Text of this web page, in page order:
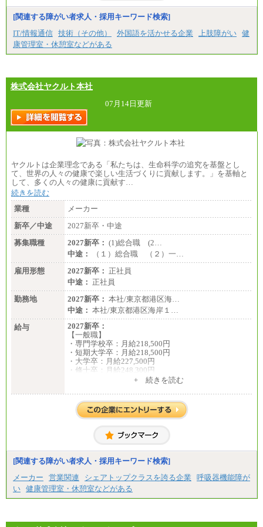
【居住地域：関西エリア（月給） 】※一律地域手当1
5,000円含む
大学院卒：266,100円
大学卒：240,000円
高専卒：234,800円
短大・専門3年制卒：225,300円
中途：
【全職種共通】
〔正社員〕
月給212,900円～330,000円
※実務経験に応じてご相談させていただきます（上
記金額を超える可能性あり）
※職種8）を除き、正社員の場合勤務地は本社のみと
なります
※交通費：月5万円まで
〔契約社員〕
札幌 ：時給1,100円～1,450円
東京 ：時給1,226円～1,400円
川口 ：時給1,150円～
大阪 ：時給1,177円～1,400円
佐世保：時給1,035円～
沖縄 ：時給1,025円～1,350円
※給与は実務経験・職種・配属部署によって異なり
ます
※交通費：月5万円まで
[関連する障がい者求人・採用キーワード検索]
IT/情報通信 技術（その他） 外国語を活かせる企業 上肢障がい 健
康管理室・休憩室などがある
株式会社ヤクルト本社
07月14日更新
ヤクルトは企業理念である「私たちは、生命科学の追究を基盤とし
て、世界の人々の健康で楽しい生活づくりに貢献します。」を基軸と
して、多くの人々の健康に貢献す…
続きを読む
業種
メーカー
新卒／中途
2027新卒・中途
募集職種
2027新卒： (1)総合職 (2…
中途：
（１）総合職 （２）一…
雇用形態
2027新卒： 正社員
中途： 正社員
勤務地
2027新卒： 本社/東京都港区海…
中途： 本社/東京都港区海岸１…
給与
2027新卒：
【一般職】
・専門学校卒：月給218,500円
・短期大学卒：月給218,500円
・大学卒：月給227,500円
・修士卒：月給248,300円
・博士卒：月給257,300円
【総合職】
・大学卒：月給253,500円
・修士卒：月給261,500円
※2025年度実績
※試用期間3か月中も給与に変更はございません
中途：
全職種共通
最低月給200,000円以上
※試用期間中も給与に変更はございません
+ 続きを読む
[関連する障がい者求人・採用キーワード検索]
メーカー
営業関連 シェアトップクラスを誇る企業
呼吸器機能障が
い 健康管理室・休憩室などがある